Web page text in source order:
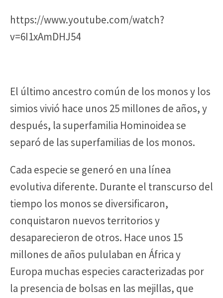
https://www.youtube.com/watch?
v=6I1xAmDHJ54
El último ancestro común de los monos y los
simios vivió hace unos 25 millones de años, y
después, la superfamilia Hominoidea se
separó de las superfamilias de los monos.
Cada especie se generó en una línea
evolutiva diferente. Durante el transcurso del
tiempo los monos se diversificaron,
conquistaron nuevos territorios y
desaparecieron de otros. Hace unos 15
millones de años pululaban en África y
Europa muchas especies caracterizadas por
la presencia de bolsas en las mejillas, que